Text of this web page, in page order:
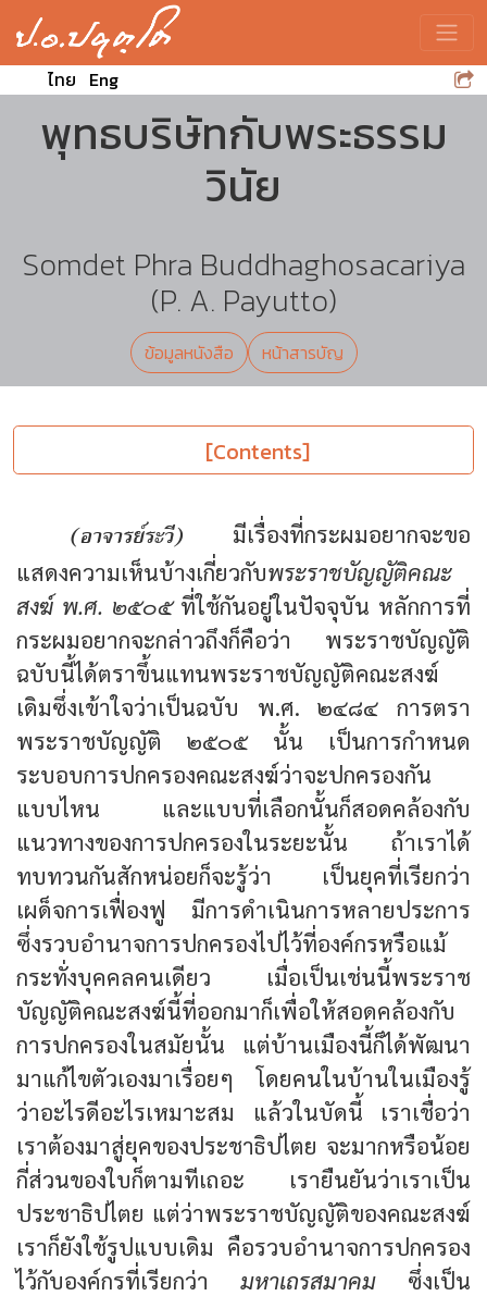
ไทย Eng
พุทธบริษัทกับพระธรรม
วินัย
Somdet Phra Buddhaghosacariya
(P. A. Payutto)
ข้อมูลหนังสือ หน้าสารบัญ
[Contents]
(อาจารย์ระวี) มีเรื่องที่กระผมอยากจะขอ
แสดงความเห็นบ้างเกี่ยวกับพระราชบัญญัติคณะ
สงฆ์ พ.ศ. ๒๕๐๕ที่ใช้กันอยู่ในปัจจุบัน หลักการที่
กระผมอยากจะกล่าวถึงก็คือว่า พระราชบัญญัติ
ฉบับนี้ได้ตราขึ้นแทนพระราชบัญญัติคณะสงฆ์
เดิมซึ่งเข้าใจว่าเป็นฉบับ พ.ศ. ๒๔๘๔ การตรา
พระราชบัญญัติ ๒๕๐๕ นั้น เป็นการกำหนด
ระบอบการปกครองคณะสงฆ์ว่าจะปกครองกัน
แบบไหน และแบบที่เลือกนั้นก็สอดคล้องกับ
แนวทางของการปกครองในระยะนั้น ถ้าเราได้
ทบทวนกันสักหน่อยก็จะรู้ว่า เป็นยุคที่เรียกว่า
เผด็จการเฟื่องฟู มีการดำเนินการหลายประการ
ซึ่งรวบอำนาจการปกครองไปไว้ที่องค์กรหรือแม้
กระทั่งบุคคลคนเดียว เมื่อเป็นเช่นนี้พระราช
บัญญัติคณะสงฆ์นี้ที่ออกมาก็เพื่อให้สอดคล้องกับ
การปกครองในสมัยนั้น แต่บ้านเมืองนี้ก็ได้พัฒนา
มาแก้ไขตัวเองมาเรื่อยๆ โดยคนในบ้านในเมืองรู้
ว่าอะไรดีอะไรเหมาะสม แล้วในบัดนี้ เราเชื่อว่า
เราต้องมาสู่ยุคของประชาธิปไตย จะมากหรือน้อย
กี่ส่วนของใบก็ตามทีเถอะ เรายืนยันว่าเราเป็น
ประชาธิปไตย แต่ว่าพระราชบัญญัติของคณะสงฆ์
เราก็ยังใช้รูปแบบเดิม คือรวบอำนาจการปกครอง
ไว้กับองค์กรที่เรียกว่า มหาเถรสมาคม ซึ่งเป็น